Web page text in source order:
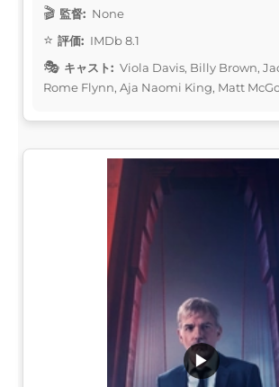
監督: None
評価: IMDb 8.1
キャスト: Viola Davis, Billy Brown,
Rome Flynn, Aja Naomi King, Matt
▶